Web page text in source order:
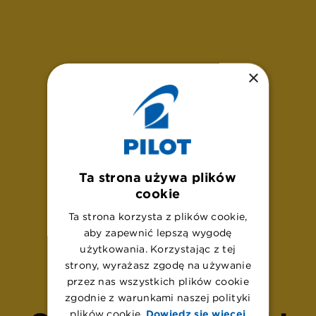
Ups!
×
Ta strona używa plików
cookie
Ta strona korzysta z plików cookie,
aby zapewnić lepszą wygodę
użytkowania. Korzystając z tej
strony, wyrażasz zgodę na używanie
przez nas wszystkich plików cookie
zgodnie z warunkami naszej polityki